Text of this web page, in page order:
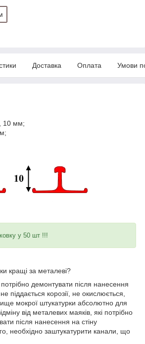
Доставка Оплата Умови
10 мм;
у 50 шт !!!
кращі за металеві?
демонтувати після нанесення
піддається корозії, не окислюється,
мокрої штукатурки абсолютно для
від металевих маяків, які потрібно
після нанесення на стіну
необхідно заштукатурити канали, що